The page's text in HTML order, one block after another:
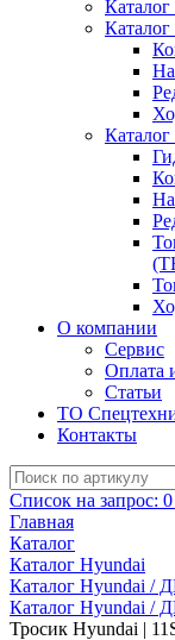
Каталог
О компании
Сервис
Оплата
Статьи
ТО
Контакты
Список на запрос: 0
Главная
Каталог
Каталог Hyundai
Каталог Hyundai /
Каталог Hyundai /
Тросик Hyundai |